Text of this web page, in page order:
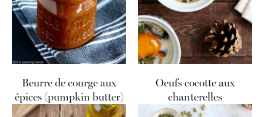
Beurre de courge aux
épices (pumpkin butter)
Oeufs cocotte aux
chanterelles